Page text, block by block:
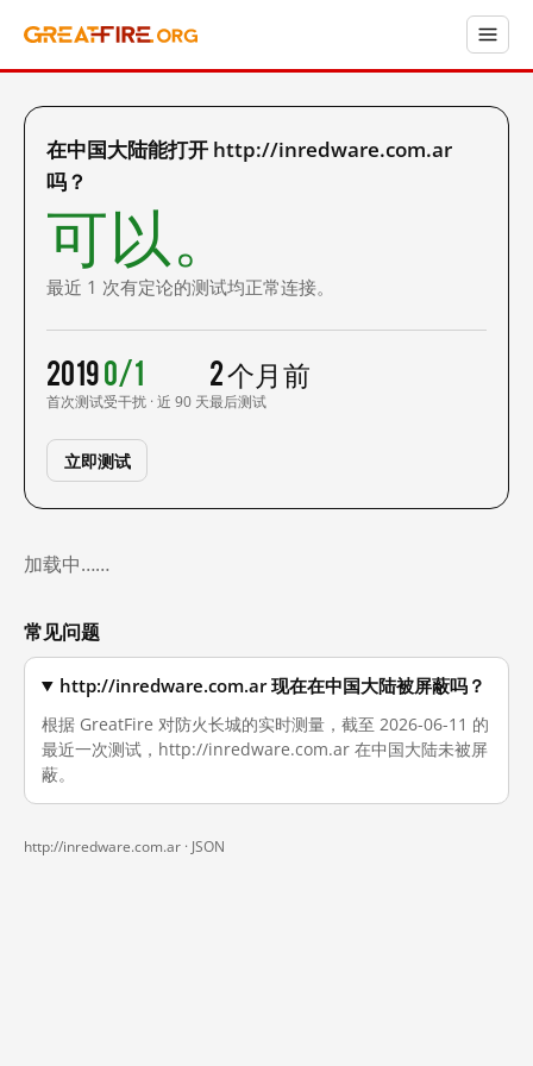
在中国大陆能打开 http://inredware.com.ar
吗？
可以。
最近 1 次有定论的测试均正常连接。
2019
首次测试
0/1
受干扰 · 近 90 天
2 个月前
最后测试
立即测试
加载中……
常见问题
http://inredware.com.ar 现在在中国大陆被屏蔽吗？
根据 GreatFire 对防火长城的实时测量，截至 2026-06-11 的
最近一次测试，http://inredware.com.ar 在中国大陆未被屏
蔽。
http://inredware.com.ar · JSON